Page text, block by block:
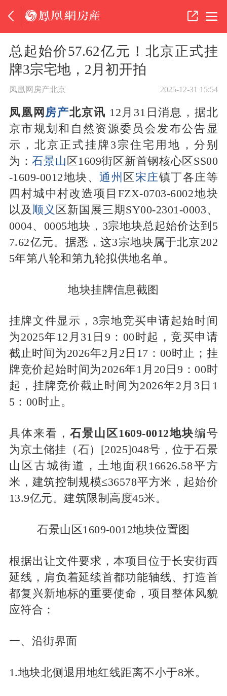
总起始价57.62亿元！北京正式挂
牌3宗宅地，2月初开拍
凤凰网房产北京 2025-12-31 15:54
凤凰网 房产北京讯 12月31日消息，据北
京市规划和自然资源委员会发布公告显
示，北京正式挂牌3宗住宅用地，分别
为：石景山 区1609街区新首钢核心区SS00
-1609-0012地块、通州 区 宋庄镇丁各庄等
四村城中村改造项目FZX-0703-6002地块
以及 顺义 区新国展三期SY00-2301-0003、
0004、0005地块，3宗地块总起始价达到5
7.62亿元。据悉，这3宗地块属于北京202
5年第八轮和第九轮拟供地名单。
地块挂牌信息截图
挂牌文件显示，3宗地竞买申请起始时间
为2025年12月31日9：00时起，竞买申请
截止时间为2026年2月2日17：00时止；挂
牌竞价起始时间为2026年1月20日9：00时
起，挂牌竞价截止时间为2026年2月3日1
5：00时止。
具体来看，石景山区1609-0012地块编号
为京土储挂（石）[2025]048号，位于石景
山区古城街道，土地面积16626.58平方
米，建筑控制规模≤36578平方米，起始价
13.9亿元。建筑限制高度45米。
石景山区1609-0012地块位置图
根据出让文件要求，本项目位于长安街西
延线，肩负着延续首都功能轴线、打造首
都复兴新地标的重要使命，项目整体风貌
应符合：
一、沿街界面
1.地块北侧退用地红线距离不小于8米。